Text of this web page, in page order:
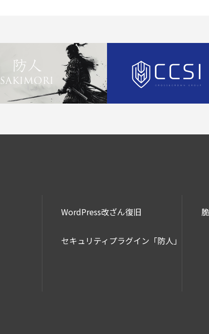
WordPress改ざん復旧
セキュリティプラグイン「防人」